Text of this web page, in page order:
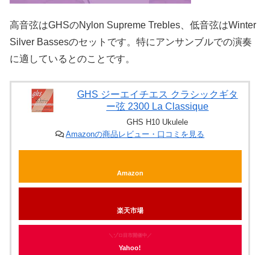
高音弦はGHSのNylon Supreme Trebles、低音弦はWinter
Silver Bassesのセットです。特にアンサンブルでの演奏
に適しているとのことです。
GHS ジーエイチエス クラシックギタ
ー弦 2300 La Classique
GHS H10 Ukulele
Amazonの商品レビュー・口コミを見る
Amazon
楽天市場
＼ゾロ目市開催中／
Yahoo!